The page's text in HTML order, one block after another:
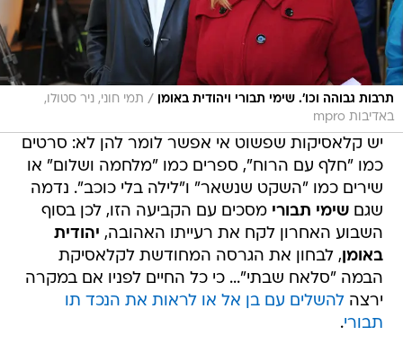
תרבות גבוהה וכו'. שימי תבורי ויהודית באומן / תמי חוני, ניר סטולו,
באדיבות mpro
יש קלאסיקות שפשוט אי אפשר לומר להן לא: סרטים
כמו "חלף עם הרוח", ספרים כמו "מלחמה ושלום" או
שירים כמו "השקט שנשאר" ו"לילה בלי כוכב". נדמה
שגםשימי תבורי מסכים עם הקביעה הזו, לכן בסוף
השבוע האחרון לקח את רעייתו האהובה, יהודית
באומן, לבחון את הגרסה המחודשת לקלאסיקת
הבמה "סלאח שבתי"... כי כל החיים לפניו אם במקרה
ירצהלהשלים עם בן אל או לראות את הנכד תו
תבורי.